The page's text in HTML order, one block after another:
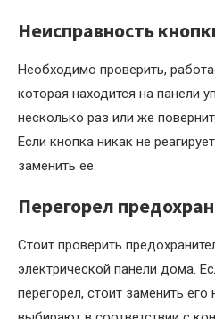
Неисправность
Необходимо проверить,
которая находится на панели
несколько раз или же
Если кнопка никак не
заменить ее.
Перегорел
Стоит проверить
электрической панели дома.
перегорел, стоит заменить